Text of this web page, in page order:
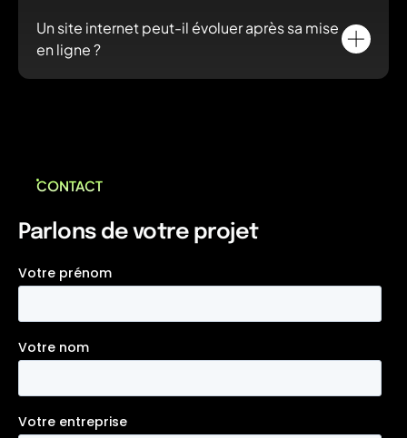
technique et l’expérience utilisateur. Ces leviers sont
complémentaires et doivent être pensés ensemble pour
améliorer votre référencement naturel ainsi que votre taux de
Un site internet peut-il évoluer après sa mise
en ligne ?
CONTACT
Parlons de votre projet